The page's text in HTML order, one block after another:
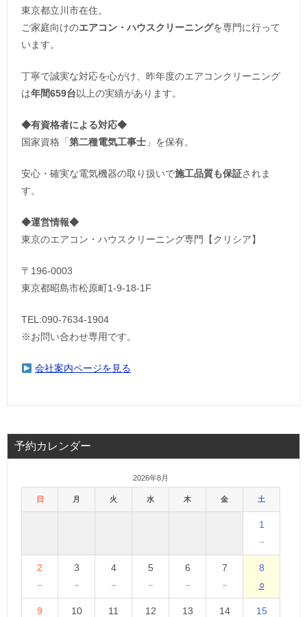
東京都立川市在住。
ご家庭向けのエアコン・ハウスクリーニングを専門に行って
います。
丁寧で誠実な対応を心がけ、昨年度のエアコンクリーニング
は年間659台以上の実績があります。
◆有資格者による対応◆
国家資格「 第二種電気工事士 」を保有。
安心・確実な電気機器の取り扱いで施工品質も保証されま
す。
◆運営情報◆
東京のエアコン・ハウスクリーニング専門【クリシア】
〒196-0003
東京都昭島市松原町1-9‐18‐1F
TEL:090-7634-1904
※お問い合わせ専用です。
会社案内ページを見る
予約カレンダー
2026年8月
日 月 火 水 木 金 土
1
－
2
－
3
－
4
－
5
－
6
－
7
－
8
○
9
10
11
12
13
14
15